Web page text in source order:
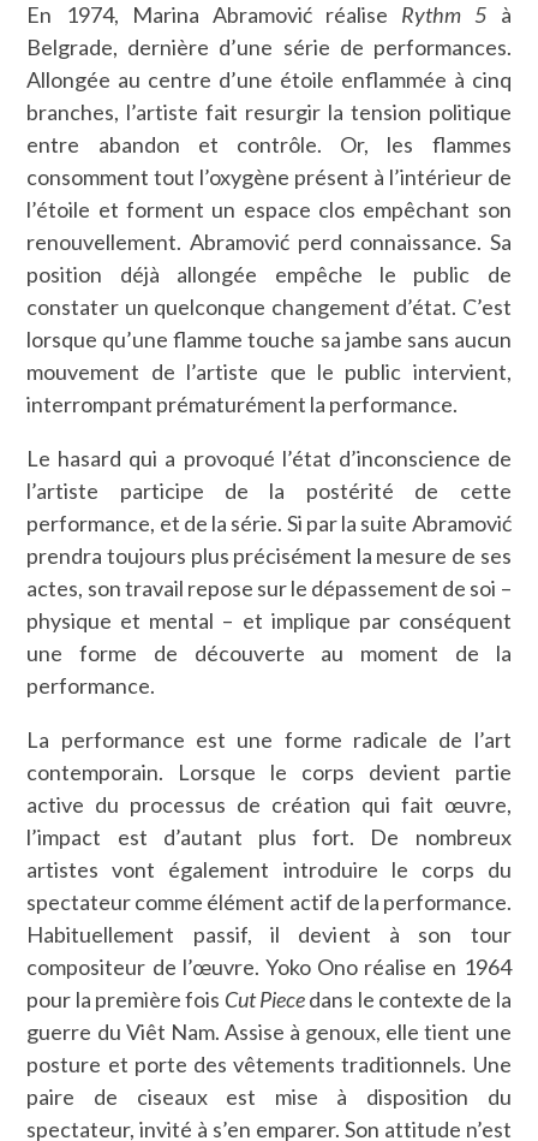
En 1974, Marina Abramović réalise Rythm 5 à
Belgrade, dernière d’une série de performances.
Allongée au centre d’une étoile enflammée à cinq
branches, l’artiste fait resurgir la tension politique
entre abandon et contrôle. Or, les flammes
consomment tout l’oxygène présent à l’intérieur de
l’étoile et forment un espace clos empêchant son
renouvellement. Abramović perd connaissance. Sa
position déjà allongée empêche le public de
constater un quelconque changement d’état. C’est
lorsque qu’une flamme touche sa jambe sans aucun
mouvement de l’artiste que le public intervient,
interrompant prématurément la performance.
Le hasard qui a provoqué l’état d’inconscience de
l’artiste participe de la postérité de cette
performance, et de la série. Si par la suite Abramović
prendra toujours plus précisément la mesure de ses
actes, son travail repose sur le dépassement de soi –
physique et mental – et implique par conséquent
une forme de découverte au moment de la
performance.
La performance est une forme radicale de l’art
contemporain. Lorsque le corps devient partie
active du processus de création qui fait œuvre,
l’impact est d’autant plus fort. De nombreux
artistes vont également introduire le corps du
spectateur comme élément actif de la performance.
Habituellement passif, il devient à son tour
compositeur de l’œuvre. Yoko Ono réalise en 1964
pour la première fois Cut Piecedans le contexte de la
guerre du Viêt Nam. Assise à genoux, elle tient une
posture et porte des vêtements traditionnels. Une
paire de ciseaux est mise à disposition du
spectateur, invité à s’en emparer. Son attitude n’est